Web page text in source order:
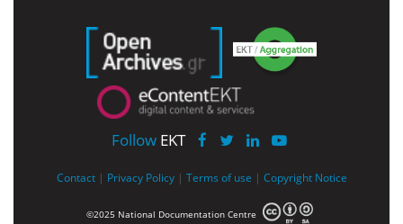
Follow EKT
Contact | Privacy Policy | Terms of use | Copyright Notice
©2025 National Documentation Centre